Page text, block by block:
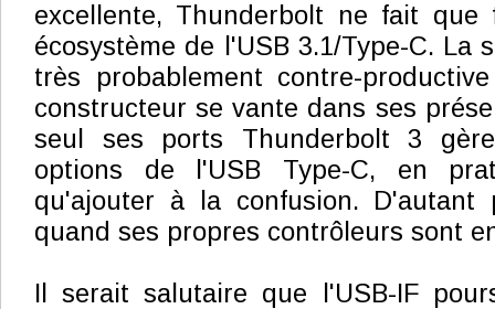
excellente, Thunderbolt ne fait que
écosystème de l'USB 3.1/Type-C. La
très probablement contre-
constructeur se vante dans ses
seul ses ports Thunderbolt 3
options de l'USB Type-C, en
qu'ajouter à la confusion. D'autant
quand ses propres contrôleurs sont
Il serait salutaire que l'USB-IF